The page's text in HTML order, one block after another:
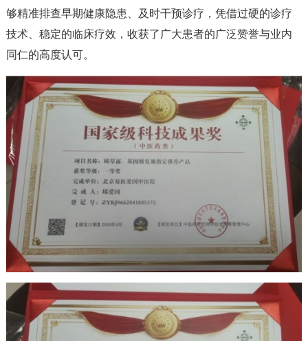
够精准排查早期健康隐患、及时干预诊疗，凭借过硬的诊疗
技术、稳定的临床疗效，收获了广大患者的广泛赞誉与业内
同仁的高度认可。